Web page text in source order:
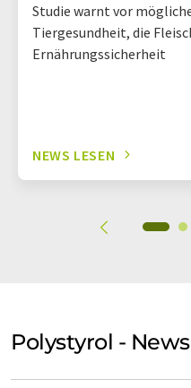
Studie warnt vor
Tiergesundheit, die
Ernährungssicherheit
NEWS LESEN
Polystyrol -